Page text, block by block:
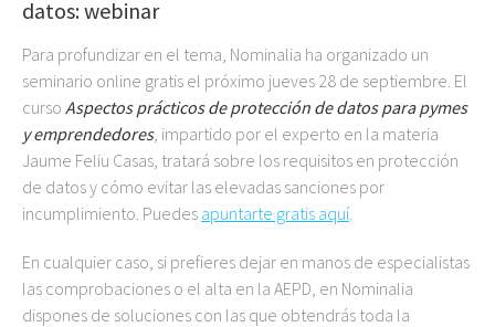
datos: webinar
Para profundizar en el tema, Nominalia ha organizado un
seminario online gratis el próximo jueves 28 de septiembre. El
curso Aspectos prácticos de protección de datos para pymes
y emprendedores, impartido por el experto en la materia
Jaume Feliu Casas, tratará sobre los requisitos en protección
de datos y cómo evitar las elevadas sanciones por
incumplimiento. Puedes apuntarte gratis aquí.
En cualquier caso, si prefieres dejar en manos de especialistas
las comprobaciones o el alta en la AEPD, en Nominalia
dispones de soluciones con las que obtendrás toda la